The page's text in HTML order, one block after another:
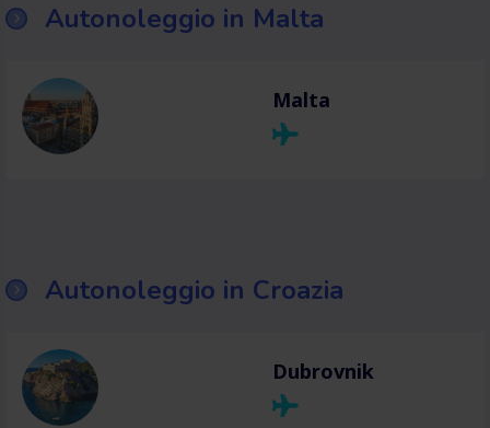
Autonoleggio in Malta
Malta
Autonoleggio in Croazia
Dubrovnik